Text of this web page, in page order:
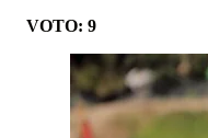
VOTO: 9